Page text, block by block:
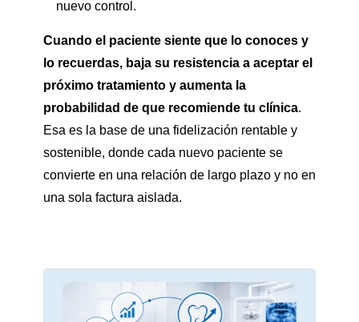
nuevo control.
Cuando el paciente siente que lo conoces y
lo recuerdas, baja su resistencia a aceptar el
próximo tratamiento y aumenta la
probabilidad de que recomiende tu clínica.
Esa es la base de una fidelización rentable y
sostenible, donde cada nuevo paciente se
convierte en una relación de largo plazo y no en
una sola factura aislada.